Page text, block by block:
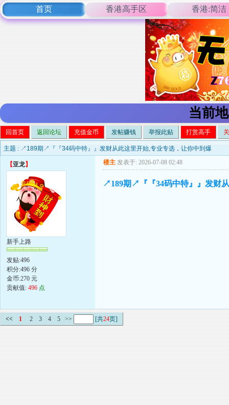
首页 香港高手区 香港:简洁
当前
回首页 返回论坛 充值金币 发帖赚钱 举报此贴 打赏高手
主题 : ↗189期↗『『34码中特』』发财从此这里开始,专业专选，让你中到爆
【亚龙】
新手上路
发贴:496
积分:496 分
金币:270 元
贡献值: 496 点
楼主 发表于: 2026-07-08 02:48
↗189期↗『『34码中特』』发财
<< 1 2 3 4 5 >> [共24页]